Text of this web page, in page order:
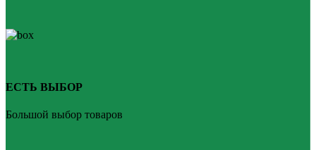
ЕСТЬ ВЫБОР
Большой выбор товаров